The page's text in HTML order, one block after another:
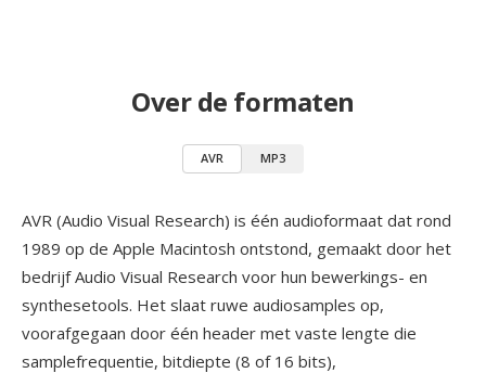
Over de formaten
AVR MP3
AVR (Audio Visual Research) is één audioformaat dat rond
1989 op de Apple Macintosh ontstond, gemaakt door het
bedrijf Audio Visual Research voor hun bewerkings- en
synthesetools. Het slaat ruwe audiosamples op,
voorafgegaan door één header met vaste lengte die
samplefrequentie, bitdiepte (8 of 16 bits),